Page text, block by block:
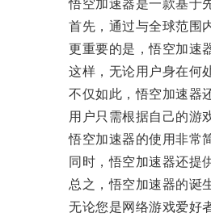
悟空加速器是一款基于先
首先，通过与全球范围内
更重要的是，悟空加速器
这样，无论用户身在何处
不仅如此，悟空加速器还
用户只需根据自己的游戏
悟空加速器的使用非常简
同时，悟空加速器还提供
总之，悟空加速器的诞生
无论您是网络游戏爱好者